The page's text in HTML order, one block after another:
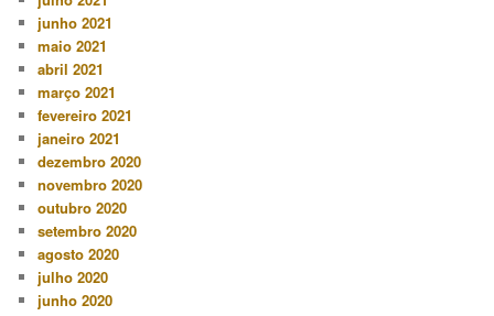
junho 2021
maio 2021
abril 2021
março 2021
fevereiro 2021
janeiro 2021
dezembro 2020
novembro 2020
outubro 2020
setembro 2020
agosto 2020
julho 2020
junho 2020